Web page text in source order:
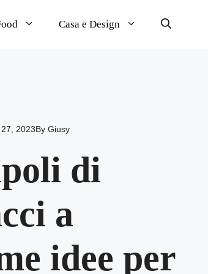
Casa e Design
2023By Giusy
di
a
idee per